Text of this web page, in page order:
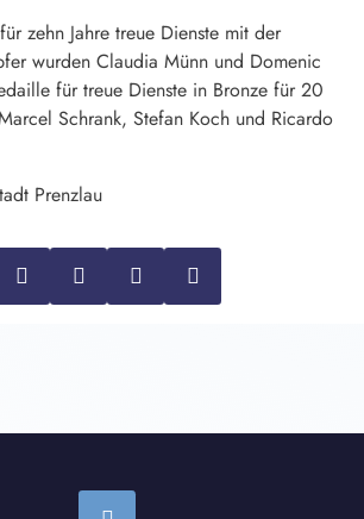
zehn Jahre treue Dienste mit der
wurden Claudia Münn und Domenic
für treue Dienste in Bronze für 20
Schrank, Stefan Koch und Ricardo
Prenzlau